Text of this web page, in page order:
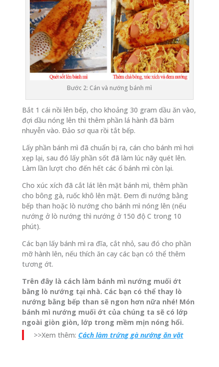
Bước 2: Cán và nướng bánh mì
Bắt 1 cái nồi lên bếp, cho khoảng 30 gram dầu ăn vào,
đợi dầu nóng lên thì thêm phần lá hành đã băm
nhuyễn vào. Đảo sơ qua rồi tắt bếp.
Lấy phần bánh mì đã chuẩn bị ra, cán cho bánh mì hơi
xẹp lại, sau đó lấy phần sốt đã làm lúc nãy quét lên.
Làm lần lượt cho đến hết các ổ bánh mì còn lại.
Cho xúc xích đã cắt lát lên mặt bánh mì, thêm phần
cho bông gà, ruốc khô lên mặt. Đem đi nướng bằng
bếp than hoặc lò nướng cho bánh mì nóng lên (nếu
nướng ở lò nướng thì nướng ở 150 độ C trong 10
phút).
Các bạn lấy bánh mì ra đĩa, cắt nhỏ, sau đó cho phần
mỡ hành lên, nếu thích ăn cay các bạn có thể thêm
tương ớt.
Trên đây là cách làm bánh mì nướng muối ớt
bằng lò nướng tại nhà. Các bạn có thể thay lò
nướng bằng bếp than sẽ ngon hơn nữa nhé! Món
bánh mì nướng muối ớt của chúng ta sẽ có lớp
ngoài giòn giòn, lớp trong mềm mịn nóng hổi.
>>Xem thêm: Cách làm trứng gà nướng ăn vặt